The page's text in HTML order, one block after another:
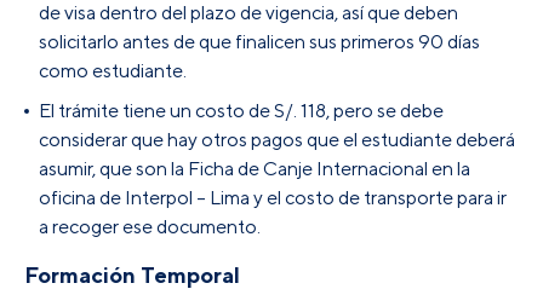
de visa dentro del plazo de vigencia, así que deben
solicitarlo antes de que finalicen sus primeros 90 días
como estudiante.
El trámite tiene un costo de S/. 118, pero se debe
considerar que hay otros pagos que el estudiante deberá
asumir, que son la Ficha de Canje Internacional en la
oficina de Interpol – Lima y el costo de transporte para ir
a recoger ese documento.
Formación Temporal